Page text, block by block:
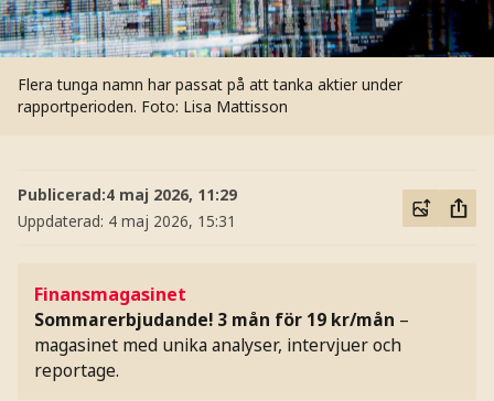
Flera tunga namn har passat på att tanka aktier under
rapportperioden. Foto: Lisa Mattisson
Publicerad:4 maj 2026, 11:29
Uppdaterad: 4 maj 2026, 15:31
Finansmagasinet
Sommarerbjudande! 3 mån för 19 kr/mån –
magasinet med unika analyser, intervjuer och
reportage.